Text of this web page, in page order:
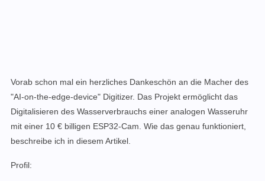
Vorab schon mal ein herzliches Dankeschön an die Macher des
"AI-on-the-edge-device" Digitizer. Das Projekt ermöglicht das
Digitalisieren des Wasserverbrauchs einer analogen Wasseruhr
mit einer 10 € billigen ESP32-Cam. Wie das genau funktioniert,
beschreibe ich in diesem Artikel.
Profil: